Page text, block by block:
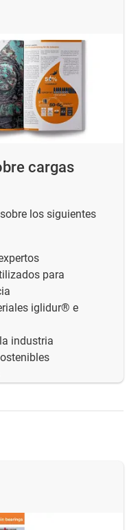
cargas
los siguientes
para
iglidur® e
industria